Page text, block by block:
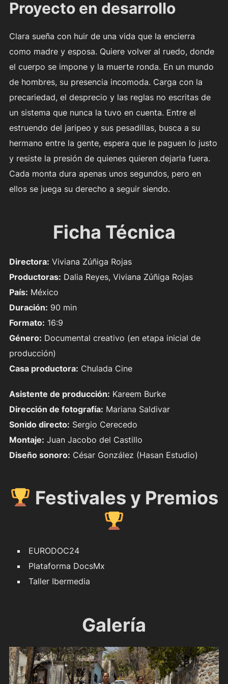
Proyecto en desarrollo
Clara sueña con huir de una vida que la encierra
como madre y esposa. Quiere volver al ruedo, donde
el cuerpo se impone y la muerte ronda. En un mundo
de hombres, su presencia incomoda. Carga con la
precariedad, el desprecio y las reglas no escritas de
un sistema que nunca la tuvo en cuenta. Entre el
estruendo del jaripeo y sus pesadillas, busca a su
hermano entre la gente, espera que le paguen lo justo
y resiste la presión de quienes quieren dejarla fuera.
Cada monta dura apenas unos segundos, pero en
ellos se juega su derecho a seguir siendo.
Ficha Técnica
Directora: Viviana Zúñiga Rojas
Productoras: Dalia Reyes, Viviana Zúñiga Rojas
País: México
Duración: 90 min
Formato: 16:9
Género: Documental creativo (en etapa inicial de
producción)
Casa productora: Chulada Cine
Asistente de producción: Kareem Burke
Dirección de fotografía: Mariana Saldivar
Sonido directo: Sergio Cerecedo
Montaje: Juan Jacobo del Castillo
Diseño sonoro: César González (Hasan Estudio)
Festivales y Premios
EURODOC24
Plataforma DocsMx
Taller Ibermedia
Galería